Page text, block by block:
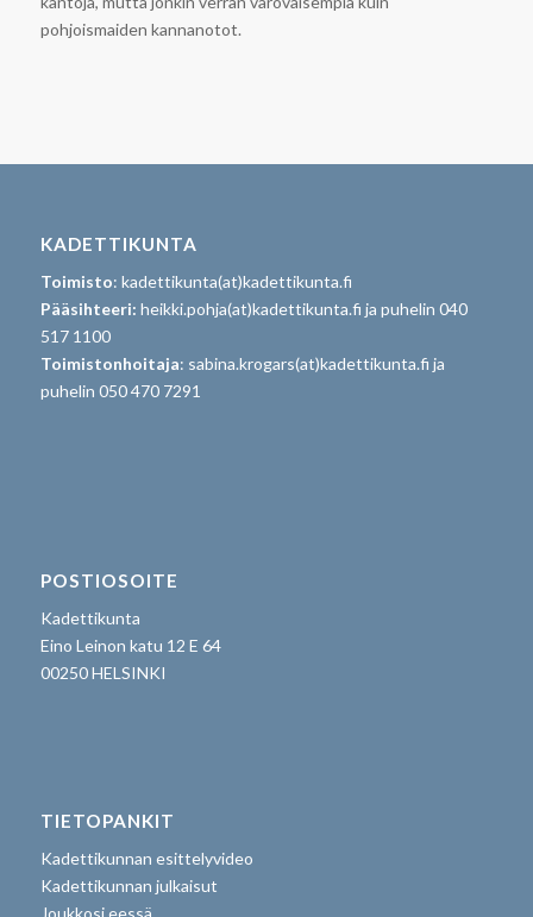
pohjoismaiden kannanotot.
KADETTIKUNTA
Toimisto: kadettikunta(at)kadettikunta.fi
Pääsihteeri: heikki.pohja(at)kadettikunta.fi ja puhelin 040
517 1100
Toimistonhoitaja: sabina.krogars(at)kadettikunta.fi ja
puhelin 050 470 7291
POSTIOSOITE
Kadettikunta
Eino Leinon katu 12 E 64
00250 HELSINKI
TIETOPANKIT
Kadettikunnan esittelyvideo
Kadettikunnan julkaisut
Joukkosi eessä